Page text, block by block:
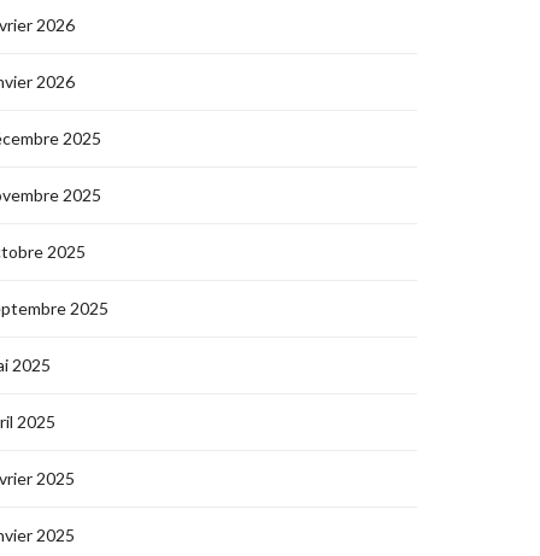
2026
2026
2025
2025
2025
2025
2025
2025
2025
2025